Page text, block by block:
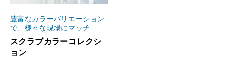
豊富なカラーバリエーション
で、様々な現場にマッチ
スクラブカラーコレクシ
ョン